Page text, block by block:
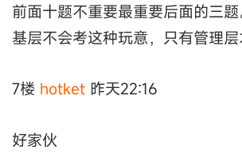
前面十题不重要最重要后面的三
基层不会考这种玩意，只有管理层
7楼 hotket 昨天22:16
好家伙